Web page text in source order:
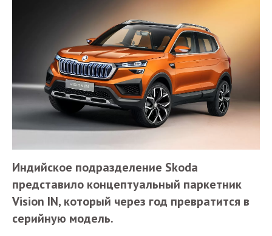
Индийское подразделение Skoda
представило концептуальный паркетник
Vision IN, который через год превратится в
серийную модель.